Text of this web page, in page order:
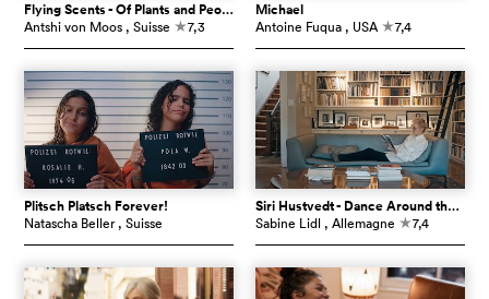
Flying Scents - Of Plants and People
Antshi von Moos , Suisse c7,3
Michael
Antoine Fuqua , USA c7,4
Plitsch Platsch Forever!
Natascha Beller , Suisse
Siri Hustvedt - Dance Around the Self
Sabine Lidl , Allemagne c7,4